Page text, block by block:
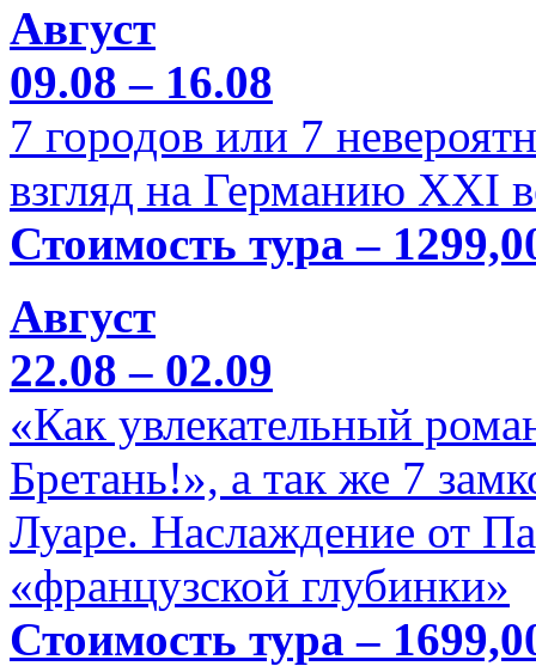
Август
09.08 – 16.08
7 городов или 7
взгляд на Германию XXI
Стоимость тура –
Август
22.08 – 02.09
«Как увлекательный
Бретань!», а так же 7
Луаре. Наслаждение от
«французской глубинки»
Стоимость тура –